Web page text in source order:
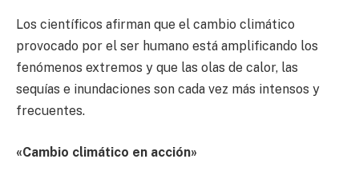
Los científicos afirman que el cambio climático
provocado por el ser humano está amplificando los
fenómenos extremos y que las olas de calor, las
sequías e inundaciones son cada vez más intensos y
frecuentes.
«Cambio climático en acción»